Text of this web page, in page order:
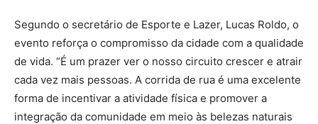
Segundo o secretário de Esporte e Lazer, Lucas Roldo, o
evento reforça o compromisso da cidade com a qualidade
de vida. “É um prazer ver o nosso circuito crescer e atrair
cada vez mais pessoas. A corrida de rua é uma excelente
forma de incentivar a atividade física e promover a
integração da comunidade em meio às belezas naturais